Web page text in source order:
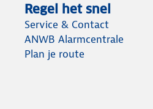
Regel het snel
Service & Contact
ANWB Alarmcentrale
Plan je route